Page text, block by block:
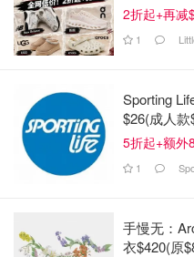
2折起+再减
1
Sporting
$26(成人款
5折起+额外
1
手慢无：
衣$420(原